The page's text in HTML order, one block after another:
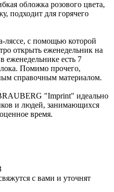
обложка розового цвета,
подходит для горячего
ляссе, с помощью которой
открыть еженедельник на
еженедельнике есть 7
Помимо прочего,
справочным материалом.
"Imprint" идеально
и людей, занимающихся
время.
с вами и уточнят